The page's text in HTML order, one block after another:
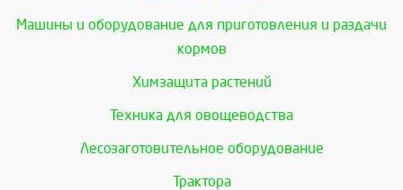
Машины и оборудование для приготовления и раздачи
кормов
Химзащита растений
Техника для овощеводства
Лесозаготовительное оборудование
Трактора